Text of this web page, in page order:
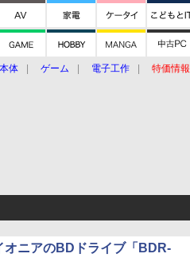
体 ゲーム 電子工作 特価情報
オニアのBDドライブ「BDR-